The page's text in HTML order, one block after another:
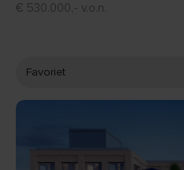
€ 530.000,- v.o.n.
Favoriet